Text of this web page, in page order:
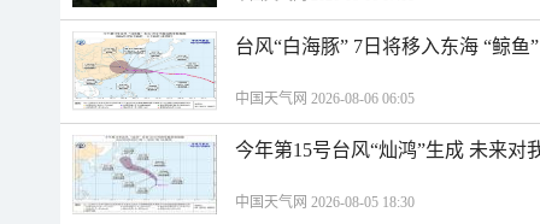
台风“白海豚” 7日将移入东海 “鲸
中国天气网 2026-08-06 06:05
今年第15号台风“灿鸿”生成 未来对
中国天气网 2026-08-05 18:30